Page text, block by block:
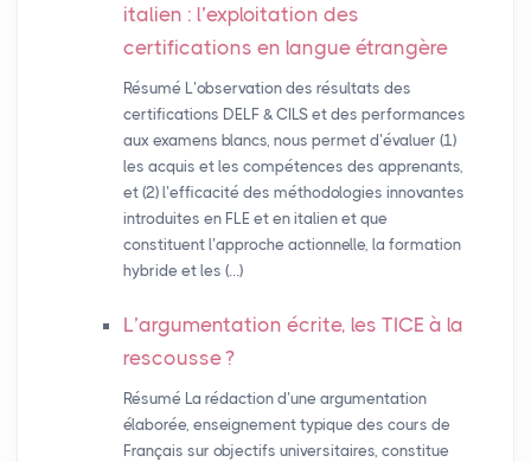
italien : l’exploitation des
certifications en langue étrangère
Résumé L’observation des résultats des
certifications DELF & CILS et des performances
aux examens blancs, nous permet d’évaluer (1)
les acquis et les compétences des apprenants,
et (2) l’efficacité des méthodologies innovantes
introduites en FLE et en italien et que
constituent l’approche actionnelle, la formation
hybride et les (…)
L’argumentation écrite, les TICE à la
rescousse?
Résumé La rédaction d’une argumentation
élaborée, enseignement typique des cours de
Français sur objectifs universitaires, constitue